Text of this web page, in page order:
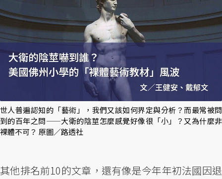
世人普遍認知的「藝術」，我們又該如何界定與分析？而最常被問
到的百年之問——大衛的陰莖怎麼感覺好像很「小」？又為什麼非
裸體不可？ 原圖／路透社
其他排名前10的文章，還有像是今年年初法國因退